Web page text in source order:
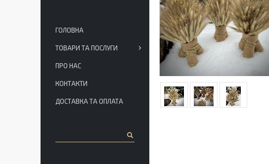
ГОЛОВНА
ТОВАРИ ТА ПОСЛУГИ
ПРО НАС
КОНТАКТИ
ДОСТАВКА ТА ОПЛАТА